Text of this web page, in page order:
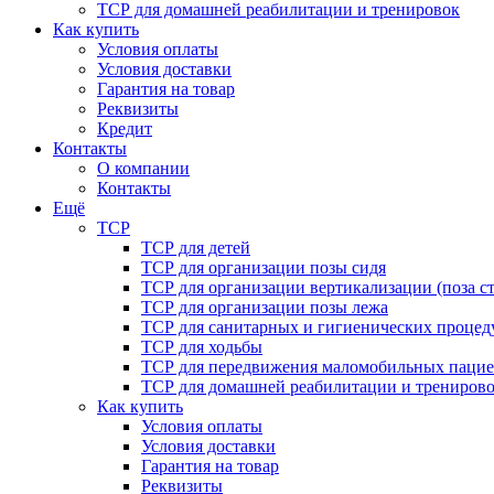
ТСР для домашней реабилитации и тренировок
Как купить
Условия оплаты
Условия доставки
Гарантия на товар
Реквизиты
Кредит
Контакты
О компании
Контакты
Ещё
ТСР
ТСР для детей
ТСР для организации позы сидя
ТСР для организации вертикализации (поза
ТСР для организации позы лежа
ТСР для санитарных и гигиенических
ТСР для ходьбы
ТСР для передвижения маломобильных
ТСР для домашней реабилитации и
Как купить
Условия оплаты
Условия доставки
Гарантия на товар
Реквизиты